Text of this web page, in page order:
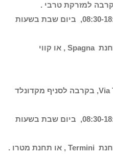
פתוח בימי שני-שישי בשעות 08:30-18:30, ביום שבת בשעות
תחבורה למקום : קו מטרו A לתחנת Spagna , או קווי
כתובת : Via Terme Diocleziane, 30, בקרבה לסניף מקדונלד
פתוח בימי שני-שישי בשעות 08:30-18:00, ביום שבת בשעות